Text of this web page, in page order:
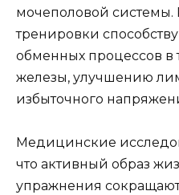
мочеполовой системы.
тренировки
обменных процессов в
железы, улучшению
избыточного
Медицинские
что активный образ
упражнения